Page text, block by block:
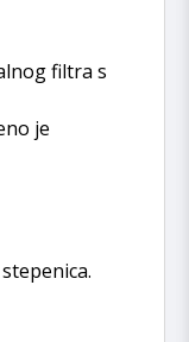
filtra s
je